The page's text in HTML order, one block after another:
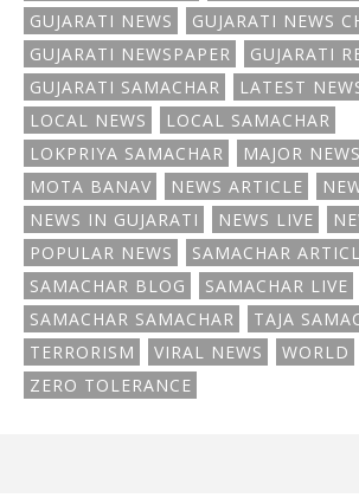
GUJARATI NEWS
GUJARATI NEWS
GUJARATI NEWSPAPER
GUJARATI
GUJARATI SAMACHAR
LATEST
LOCAL NEWS
LOCAL SAMACHAR
LOKPRIYA SAMACHAR
MAJOR NEWS
MOTA BANAV
NEWS ARTICLE
NEWS IN GUJARATI
NEWS LIVE
POPULAR NEWS
SAMACHAR
SAMACHAR BLOG
SAMACHAR LIVE
SAMACHAR SAMACHAR
TAJA
TERRORISM
VIRAL NEWS
WORLD
ZERO TOLERANCE